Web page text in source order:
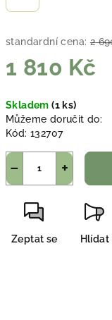
standardní cena: 2
1 810 Kč
cena:
Skladem(1 ks)
Můžeme doručit do:
Kód: 132707
+
−
Zeptat se Hlídat